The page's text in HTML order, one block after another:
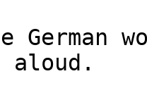
German
aloud.